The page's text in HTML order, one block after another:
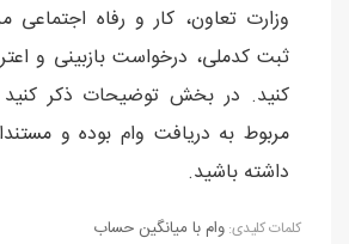
وزارت تعاون، کار و رفاه اجتماعی
ثبت کدملی، درخواست بازبینی و
کنید. در بخش توضیحات ذکر
مربوط به دریافت وام بوده و
داشته باشید.
كلمات كليدی: وام با میانگین حساب